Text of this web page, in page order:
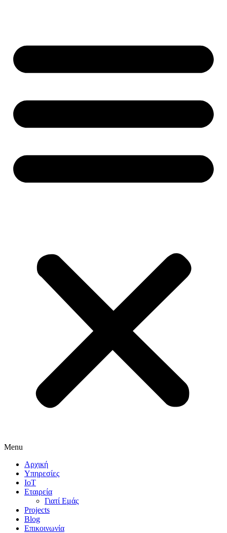
Menu
Αρχική
Υπηρεσίες
IoT
Εταιρεία
Γιατί Εμάς
Projects
Blog
Επικοινωνία